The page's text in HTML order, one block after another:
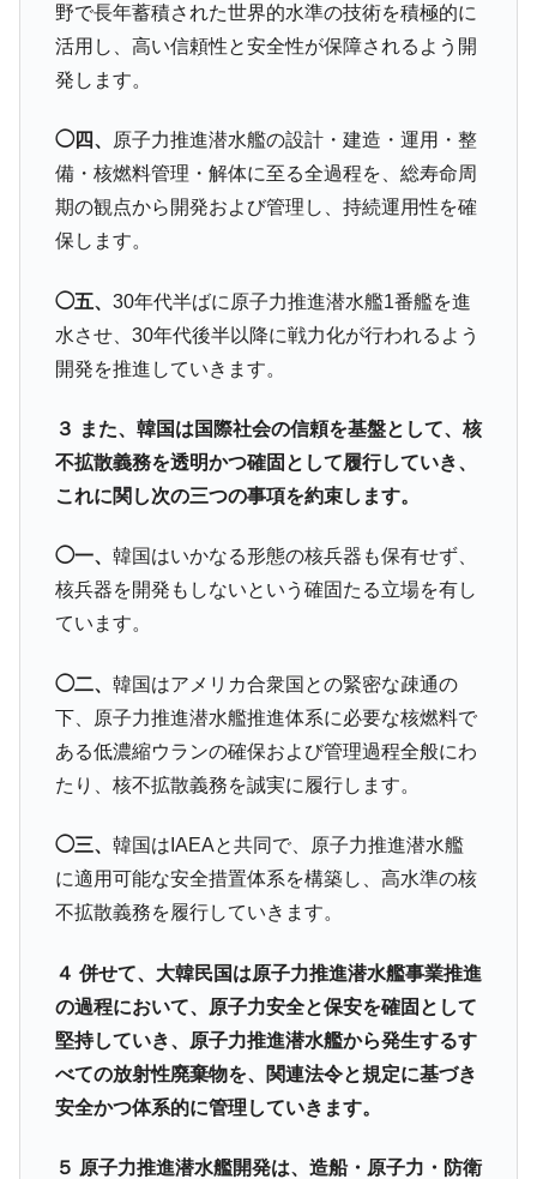
野で長年蓄積された世界的水準の技術を積極的に
活用し、高い信頼性と安全性が保障されるよう開
発します。
◯四、
原子力推進潜水艦の設計・建造・運用・整
備・核燃料管理・解体に至る全過程を、総寿命周
期の観点から開発および管理し、持続運用性を確
保します。
◯五、 30年代半ばに原子力推進潜水艦1番艦を進
水させ、30年代後半以降に戦力化が行われるよう
開発を推進していきます。
３ また、韓国は国際社会の信頼を基盤として、核
不拡散義務を透明かつ確固として履行していき、
これに関し次の三つの事項を約束します。
◯一、 韓国はいかなる形態の核兵器も保有せず、
核兵器を開発もしないという確固たる立場を有し
ています。
◯二、 韓国はアメリカ合衆国との緊密な疎通の
下、原子力推進潜水艦推進体系に必要な核燃料で
ある低濃縮ウランの確保および管理過程全般にわ
たり、核不拡散義務を誠実に履行します。
◯三、 韓国はIAEAと共同で、原子力推進潜水艦
に適用可能な安全措置体系を構築し、高水準の核
不拡散義務を履行していきます。
４ 併せて、大韓民国は原子力推進潜水艦事業推進
の過程において、原子力安全と保安を確固として
堅持していき、原子力推進潜水艦から発生するす
べての放射性廃棄物を、関連法令と規定に基づき
安全かつ体系的に管理していきます。
５ 原子力推進潜水艦開発は、造船・原子力・防衛